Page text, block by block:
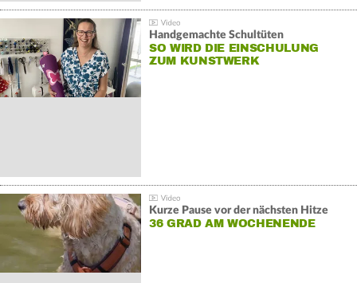
Handgemachte Schultüten
SO WIRD DIE EINSCHULUNG
ZUM KUNSTWERK
Kurze Pause vor der nächsten Hitze
36 GRAD AM WOCHENENDE